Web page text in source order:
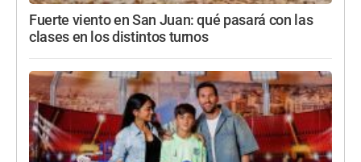
Fuerte viento en San Juan: qué pasará con las
clases en los distintos turnos